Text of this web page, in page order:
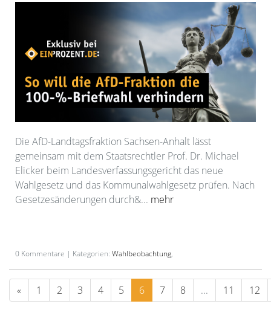
Die AfD-Landtagsfraktion Sachsen-Anhalt lässt
gemeinsam mit dem Staatsrechtler Prof. Dr. Michael
Elicker beim Landesverfassungsgericht das neue
Wahlgesetz und das Kommunalwahlgesetz prüfen. Nach
Gesetzesänderungen durch&... mehr
0 Kommentare | Kategorien: Wahlbeobachtung,
« 1 2 3 4 5 6 7 8 ... 11 12